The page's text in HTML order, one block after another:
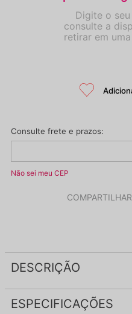
Não sei meu CEP
COMPARTILHAR
DESCRIÇÃO
ESPECIFICAÇÕES